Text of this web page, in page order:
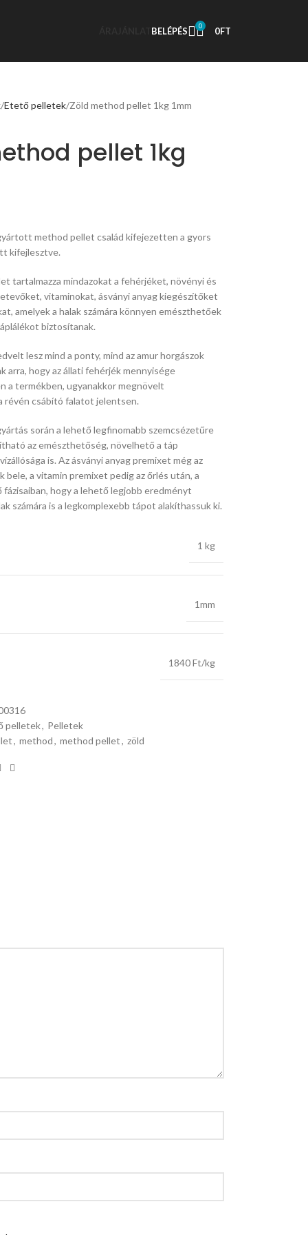
BELÉPÉS 0 0FT
Etető pelletek Zöld method pellet 1kg 1mm
pellet 1kg
method pellet család kifejezetten a gyors
kifejlesztve.
tartalmazza mindazokat a fehérjéket, növényi és
vitaminokat, ásványi anyag kiegészítőket
amelyek a halak számára könnyen emészthetőek
biztosítanak.
lesz mind a ponty, mind az amur horgászok
arra, hogy az állati fehérjék mennyisége
a termékben, ugyanakkor megnövelt
révén csábító falatot jelentsen.
során a lehető legfinomabb szemcsézetűre
az emészthetőség, növelhető a táp
is. Az ásványi anyag premixet még az
bele, a vitamin premixet pedig az őrlés után, a
fázisaiban, hogy a lehető legjobb eredményt
számára is a legkomplexebb tápot alakíthassuk ki.
1 kg
1mm
1840 Ft/kg
pelletek, Pelletek
, method, method pellet, zöld